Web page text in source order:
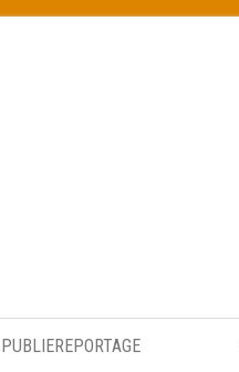
PUBLIEREPORTAGE